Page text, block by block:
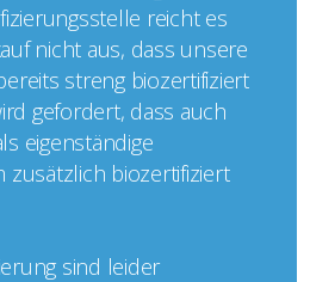
reicht es
nicht aus, dass unsere
streng biozertifiziert
gefordert, dass auch
eigenständige
zusätzlich biozertifiziert
sind leider